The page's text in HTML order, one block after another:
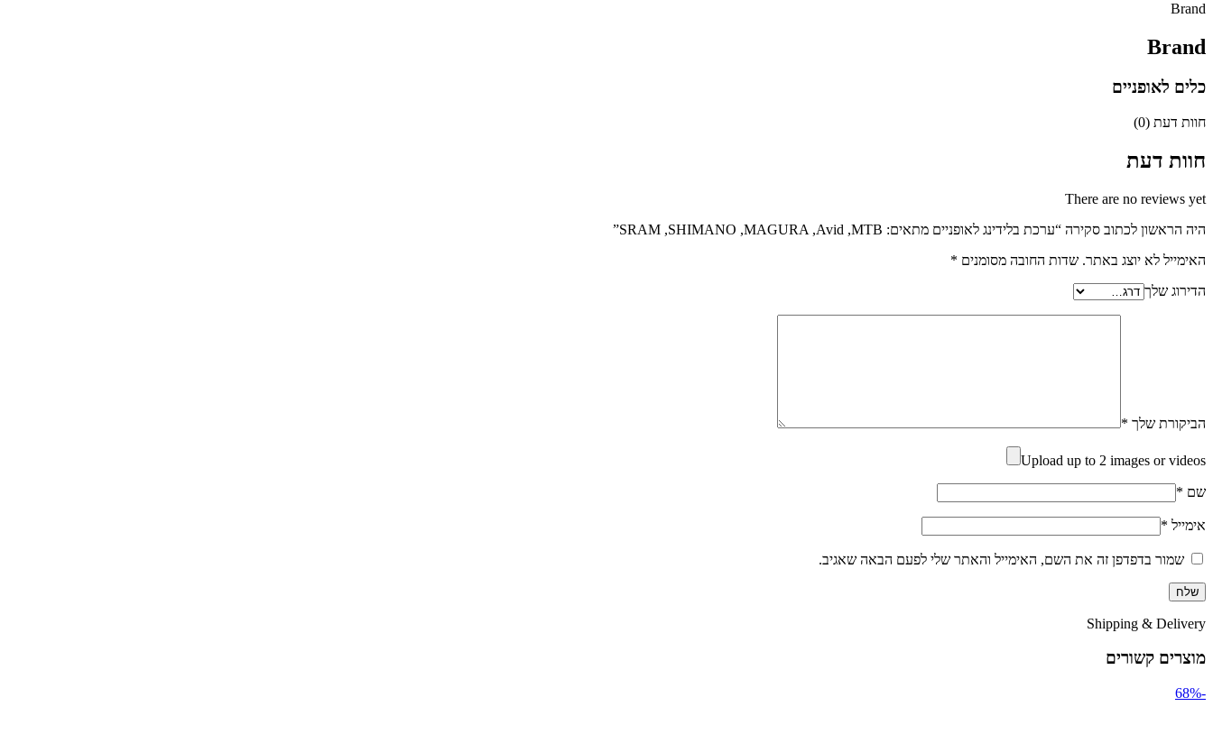
Brand
Brand
כלים לאופניים
חוות דעת (0)
חוות דעת
There are no reviews yet
היה הראשון לכתוב סקירה “ערכת בלידינג לאופניים מתאים: SRAM ,SHIMANO ,MAGURA ,Avid ,MTB”
האימייל לא יוצג באתר. שדות החובה מסומנים *
הדירוג שלך
הביקורת שלך *
Upload up to 2 images or videos
שם *
אימייל *
שמור בדפדפן זה את השם, האימייל והאתר שלי לפעם הבאה שאגיב.
Shipping & Delivery
מוצרים קשורים
-68%